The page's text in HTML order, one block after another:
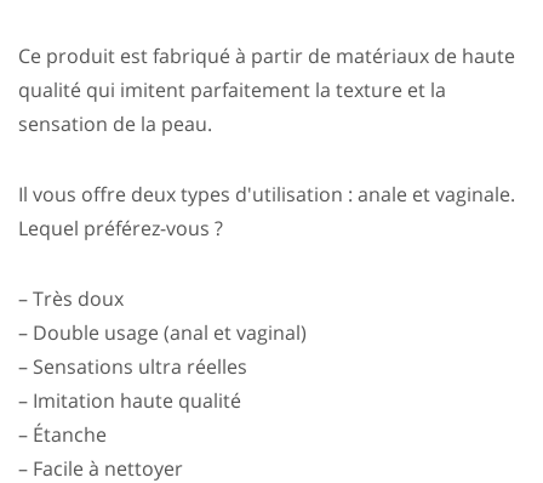
Ce produit est fabriqué à partir de matériaux de haute
qualité qui imitent parfaitement la texture et la
sensation de la peau.
Il vous offre deux types d'utilisation : anale et vaginale.
Lequel préférez-vous ?
– Très doux
– Double usage (anal et vaginal)
– Sensations ultra réelles
– Imitation haute qualité
– Étanche
– Facile à nettoyer